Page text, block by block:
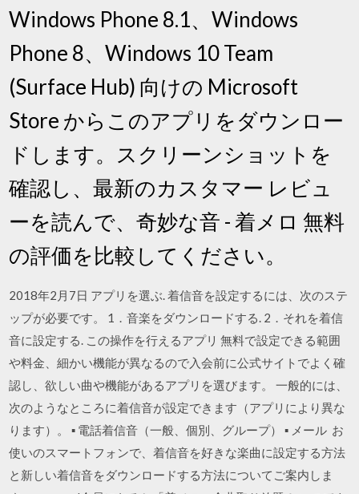
Windows Phone 8.1、Windows
Phone 8、Windows 10 Team
(Surface Hub) 向けの Microsoft
Store からこのアプリをダウンロー
ドします。スクリーンショットを
確認し、最新のカスタマー レビュ
ーを読んで、奇妙な音 - 着メロ 無料
の評価を比較してください。
2018年2月7日 アプリを選ぶ. 着信音を設定するには、次のステ
ップが必要です。 1．音楽をダウンロードする. 2．それを着信
音に設定する. この操作を行えるアプリ 無料で設定できる範囲
や料金、細かい機能が異なるので入会前に公式サイトでよく確
認し、欲しい曲や機能があるアプリを選びます。 一般的には、
次のようなところに着信音が設定できます（アプリにより異な
ります）。 ▪︎ 電話着信音（一般、個別、グループ） ▪︎ メール お
使いのスマートフォンで、着信音を好きな楽曲に設定する方法
と新しい着信音をダウンロードする方法についてご案内しま